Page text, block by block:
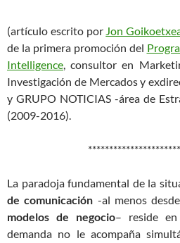
(artículo escrito por Jon
de la primera promoción del
Intelligence, consultor en
Investigación de Mercados y
y GRUPO NOTICIAS -área de
(2009-2016).
La paradoja fundamental de la
de comunicación -al menos
modelos de negocio– reside
demanda no le acompaña